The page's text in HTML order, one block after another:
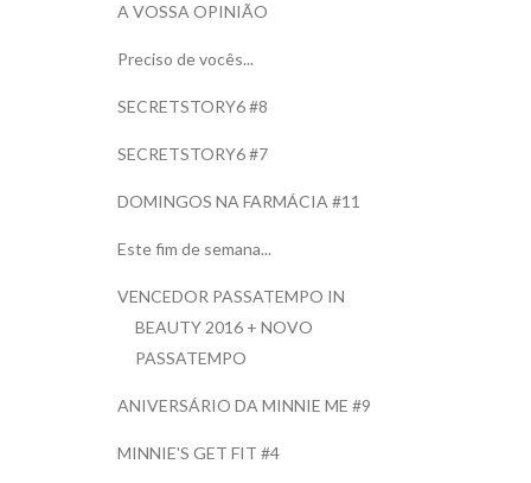
A VOSSA OPINIÃO
Preciso de vocês...
SECRETSTORY6 #8
SECRETSTORY6 #7
DOMINGOS NA FARMÁCIA #11
Este fim de semana...
VENCEDOR PASSATEMPO IN
BEAUTY 2016 + NOVO
PASSATEMPO
ANIVERSÁRIO DA MINNIE ME #9
MINNIE'S GET FIT #4